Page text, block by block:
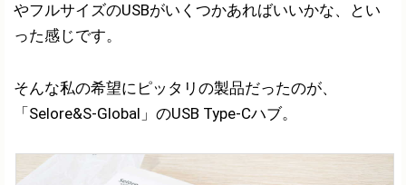
やフルサイズのUSBがいくつかあればいいかな、とい
った感じです。
そんな私の希望にピッタリの製品だったのが、
「Selore&S-Global」のUSB Type-Cハブ。